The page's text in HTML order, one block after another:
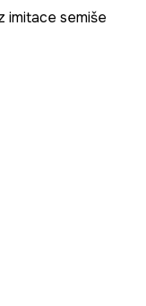
imitace semiše